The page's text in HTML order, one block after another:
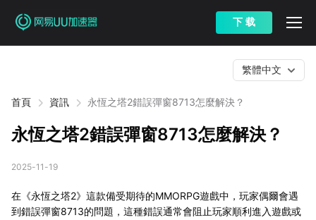
下 载
首頁 資訊 永恆之塔2錯誤彈窗8713怎麼解決？
繁體中文
永恆之塔2錯誤彈窗8713怎麼解決？
2025-11-19
在《永恆之塔2》這款備受期待的MMORPG遊戲中，玩家偶爾會遇
到錯誤彈窗8713的問題，這種錯誤通常會阻止玩家順利進入遊戲或